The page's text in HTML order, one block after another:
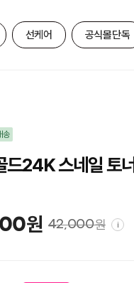
선케어 공식몰단독
송
드24K 스네일 토너
원 42,000원 i